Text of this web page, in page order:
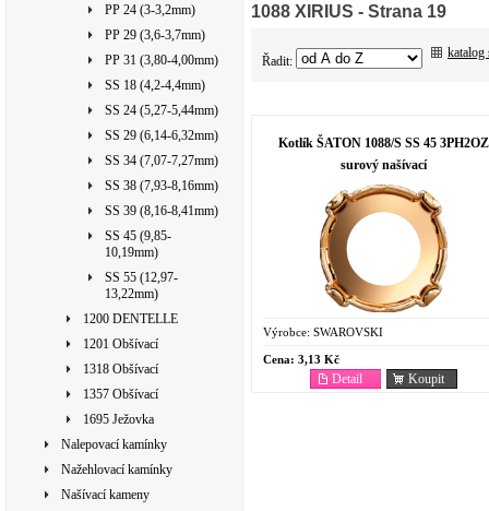
PP 24 (3-3,2mm)
PP 29 (3,6-3,7mm)
PP 31 (3,80-4,00mm)
SS 18 (4,2-4,4mm)
SS 24 (5,27-5,44mm)
SS 29 (6,14-6,32mm)
SS 34 (7,07-7,27mm)
SS 38 (7,93-8,16mm)
SS 39 (8,16-8,41mm)
SS 45 (9,85-
10,19mm)
SS 55 (12,97-
13,22mm)
1200 DENTELLE
1201 Obšívací
1318 Obšívací
1357 Obšívací
1695 Ježovka
Nalepovací kamínky
Nažehlovací kamínky
Našívací kameny
1088 XIRIUS - Strana 19
Řadit:
katalog
Kotlík ŠATON 1088/S SS 45 3PH2OZ
surový našívací
Výrobce: SWAROVSKI
Cena: 3,13 Kč
Koupit
Detail